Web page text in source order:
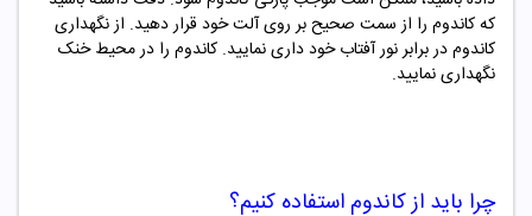
که کاندوم را از سمت صحیح بر روی آلت خود قرار دهید. از نگهداری
کاندوم در برابر نور آفتاب خود داری نمایید. کاندوم را در محیط خنک
نگهداری نمایید.
چرا باید ازکاندوم استفاده کنیم؟